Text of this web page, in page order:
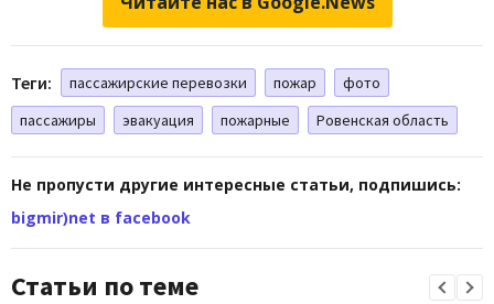
Теги: пассажирские перевозки пожар
фото
пассажиры
эвакуация пожарные Ровенская область
Не пропусти другие интересные статьи, подпишись:
bigmir)net в facebook
Статьи по теме